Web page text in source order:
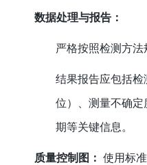
数据处理与报告：
严格按照检测方法
结果报告应包括
位）、测量不确定
期等关键信息。
质量控制图： 使用标